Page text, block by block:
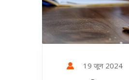
19 जून 2024